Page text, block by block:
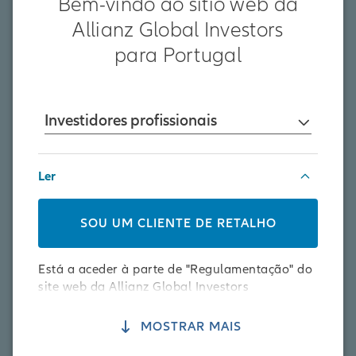
17.07.2026 | Mercados
A fasquia está elevada
Allianz Global Investors
para Portugal
Investidores profissionais
Ler
SOU UM CLIENTE DE RETALHO
Está a aceder à parte de "Regulamentação" do
site web da Allianz Global Investors
em Portugal ou para quem acedeu ao site web
MOSTRAR MAIS